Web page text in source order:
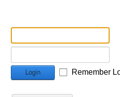
Login Remember